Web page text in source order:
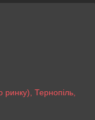
ринку), Тернопіль,